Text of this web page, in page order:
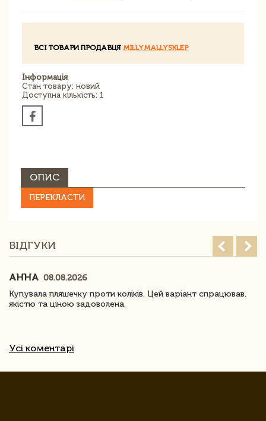
ВСІ ТОВАРИ ПРОДАВЦЯ MILLYMALLYSKLEP
Інформація
Стан товару: новий
Доступна кількість: 1
ОПИС
ПЕРЕКЛАСТИ
ВІДГУКИ
АННА 08.08.2026
Купувала пляшечку проти коліків. Цей варіант спрацював.
якістю та ціною задоволена.
Усі коментарі